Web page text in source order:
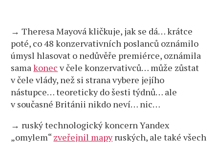
→ Theresa Mayová kličkuje, jak se dá… krátce
poté, co 48 konzervativních poslanců oznámilo
úmysl hlasovat o nedůvěře premiérce, oznámila
samakonec v čele konzervativců… může zůstat
v čele vlády, než si strana vybere jejího
nástupce… teoreticky do šesti týdnů… ale
v současné Británii nikdo neví… nic…
→ ruský technologický koncern Yandex
„omylem“ zveřejnil mapyruských, ale také všech